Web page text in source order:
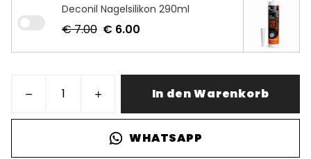
Deconil Nagelsilikon 290ml
€ 7.00 € 6.00
In den Warenkorb
WHATSAPP